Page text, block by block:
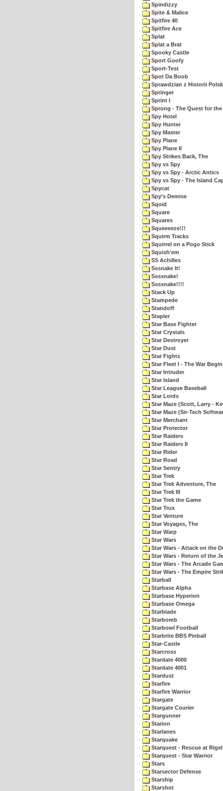
Spindizzy
Spite & Malice
Spitfire 40
Spitfire Ace
Splat
Splat a Brat
Spooky Castle
Sport Goofy
Sport-Test
Spot Da Boob
Sprawdzian z Historii
Springer
Sprint I
Sprong - The Quest for
Spy Hotel
Spy Hunter
Spy Master
Spy Plane
Spy Plane II
Spy Strikes Back, The
Spy vs Spy
Spy vs Spy - Arctic Antics
Spy vs Spy - The Island
Spycat
Spy's Demise
Sqoid
Square
Squares
Squeeeeze!!!
Squirm Tracks
Squirrel on a Pogo Stick
Squish'em
SS Achilles
Sssnake It!
Ssssnake!
Ssssnake!!!!
Stack Up
Stampede
Standoff
Stapler
Star Base Fighter
Star Crystals
Star Destroyer
Star Dust
Star Fights
Star Fleet I - The War
Star Intruder
Star Island
Star League Baseball
Star Lords
Star Maze (Scott, Larry -
Star Maze (Sir-Tech
Star Merchant
Star Protector
Star Raiders
Star Raiders II
Star Rider
Star Road
Star Sentry
Star Trek
Star Trek Adventure, The
Star Trek III
Star Trek the Game
Star Trux
Star Venture
Star Voyages, The
Star Warp
Star Wars
Star Wars - Attack on the
Star Wars - Return of the
Star Wars - The Arcade
Star Wars - The Empire
Starball
Starbase Alpha
Starbase Hyperion
Starbase Omega
Starblade
Starbomb
Starbowl Football
Starbrite BBS Pinball
Star-Castle
Starcross
Stardate 4000
Stardate 4001
Stardust
Starfire
Starfire Warrior
Stargate
Stargate Courier
Stargunner
Starion
Starlanes
Starquake
Starquest - Rescue at Rigel
Starquest - Star Warrior
Stars
Starsector Defense
Starship
Starshot